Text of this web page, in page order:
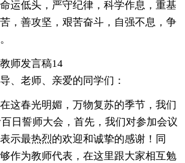
运低头，严守纪律，科学作息，重基
，善攻坚，艰苦奋斗，自强不息，争
师发言稿14
、老师、亲爱的同学们：
这春光明媚，万物复苏的季节，我们
日誓师大会，首先，我们对参加会议
示最热烈的欢迎和诚挚的感谢！同
作为教师代表，在这里跟大家相互勉